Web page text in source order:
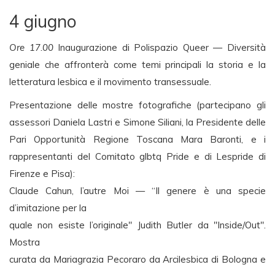
4 giugno
Ore 17.00Inaugurazione di Polispazio Queer — Diversità
geniale che affronterà come temi principali la storia e la
letteratura lesbica e il movimento transessuale.
Presentazione delle mostre fotografiche (partecipano gli
assessori Daniela Lastri e Simone Siliani, la Presidente delle
Pari Opportunità Regione Toscana Mara Baronti, e i
rappresentanti del Comitato glbtq Pride e di Lespride di
Firenze e Pisa):
Claude Cahun, l’autre Moi — “Il genere è una specie
d’imitazione per la
quale non esiste l’originale" Judith Butler da "Inside/Out".
Mostra
curata da Mariagrazia Pecoraro da Arcilesbica di Bologna e